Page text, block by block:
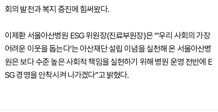
회의 발전과 복지 증진에 힘써왔다.
이제환 서울아산병원 ESG 위원장(진료부원장)은 “‘우리 사회의 가장
어려운 이웃을 돕는다’는 아산재단 설립 이념을 실천해 온 서울아산병
원은 보다 수준 높은 사회적 책임을 실현하기 위해 병원 운영 전반에 E
SG 경영을 안착시켜 나가겠다”고 밝혔다.